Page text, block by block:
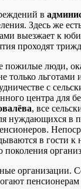
в
Здесь же
выезжает к
проходят
пожилые люди,
только
с
центра для
, все
нуждающихся
в гости
поколения
организации.